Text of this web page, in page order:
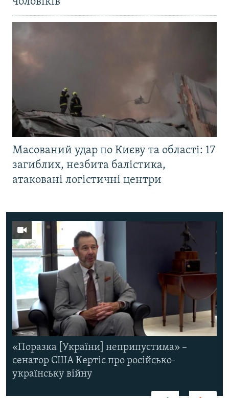
Масований удар по Києву та області: 17
загиблих, незбита балістика,
атаковані логістичні центри
«Поразка [України] неприпустима» –
сенатор США Кертіс про російсько-
українську війну